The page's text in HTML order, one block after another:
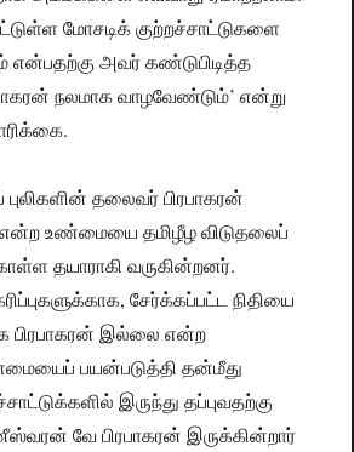
மோசடிக் குற்றச்சாட்டுகளை
என்பதற்கு அவர் கண்டுபிடித்த
நலமாக வாழவேண்டும்’ என்று
புலிகளின் தலைவர் பிரபாகரன்
என்ற உண்மையை தமிழீழ விடுதலைப்
தயாராகி வருகின்றனர்.
சேர்க்கப்பட்ட நிதியை
பிரபாகரன் இல்லை என்ற
பயன்படுத்தி தன்மீது
இருந்து தப்புவதற்கு
வே பிரபாகரன் இருக்கின்றார்